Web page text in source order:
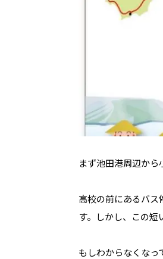
まず池田港周辺から
高校の前にあるバ
す。しかし、この短
もしわからなくなっ